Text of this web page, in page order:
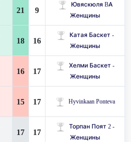
21 9
Ювяскюля BA
Женщины
18 16
Катая Баскет -
Женщины
16 17
Хелми Баскет -
Женщины
15 17 Hyvinkaan Ponteva
17 17
Торпан Поят 2 -
Женщины